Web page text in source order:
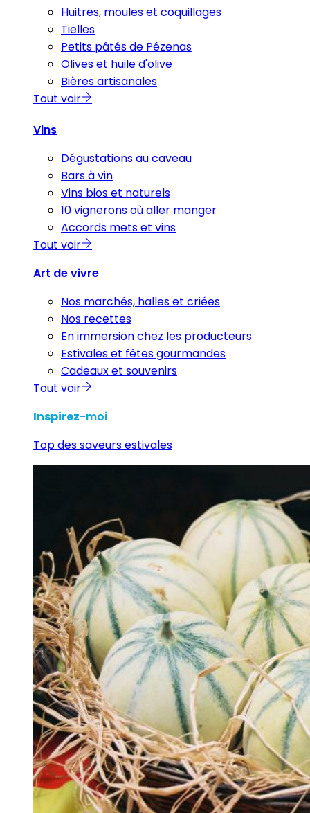
Huitres, moules et coquillages
Tielles
Petits pâtés de Pézenas
Olives et huile d'olive
Bières artisanales
Tout voir
Vins
Dégustations au caveau
Bars à vin
Vins bios et naturels
10 vignerons où aller manger
Accords mets et vins
Tout voir
Art de vivre
Nos marchés, halles et criées
Nos recettes
En immersion chez les producteurs
Estivales et fêtes gourmandes
Cadeaux et souvenirs
Tout voir
Inspirez-moi
Top des saveurs estivales